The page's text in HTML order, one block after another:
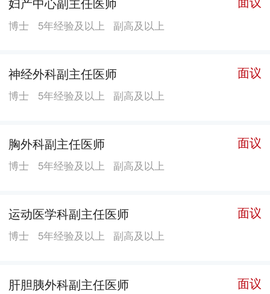
园，医院整体绿化达到了30%。 依托“现代、绿色、
业综合体，大家不用取号排队，而是能够通过智慧叫号
系统实时知晓排队进度，在合适的时间及时前往就
过天桥系统前往周边的商业综合体，利用等待间隙逛
街、娱乐，以纾缓心情。
博士 5年经验及以上 副高及以上
神经外科副主任医师 面议
博士 5年经验及以上 副高及以上
胸外科副主任医师 面议
博士 5年经验及以上 副高及以上
运动医学科副主任医师 面议
博士 5年经验及以上 副高及以上
肝胆胰外科副主任医师 面议